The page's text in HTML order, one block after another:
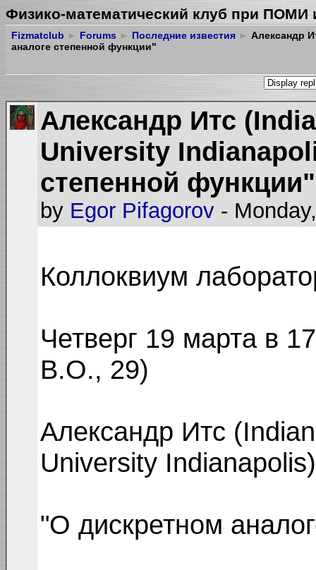
Физико-математический клуб при ПОМИ
Fizmatclub ► Forums ► Последние известия ► Александр
аналоге степенной функции"
Александр Итс
University
степенной функции"
by Egor Pifagorov -
Коллоквиум
Четверг 19 марта в
В.О., 29)
Александр Итс
University Indianapolis)
"О дискретном